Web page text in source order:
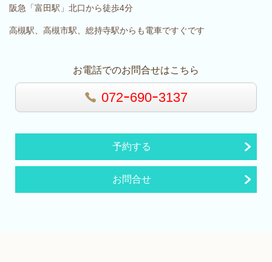
阪急「富田駅」北口から徒歩4分
高槻駅、高槻市駅、総持寺駅からも電車ですぐです
お電話でのお問合せはこちら
072ｰ690ｰ3137
予約する
お問合せ